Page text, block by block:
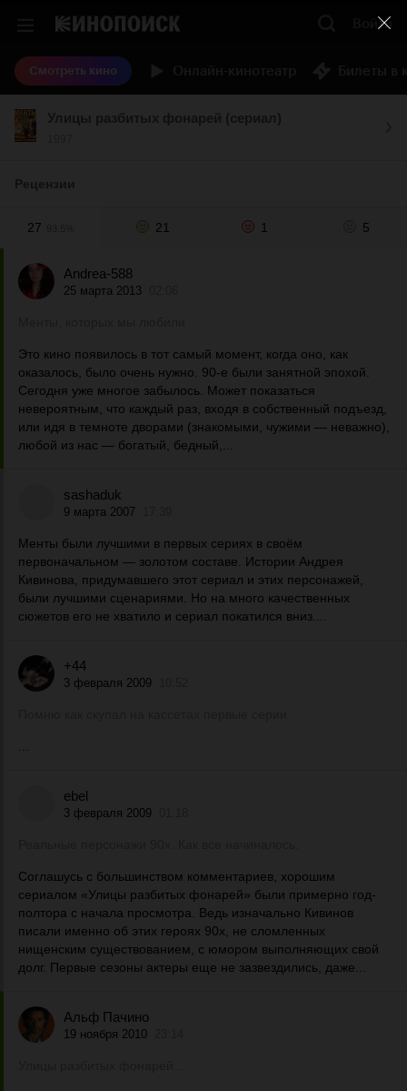
Войти
Смотреть кино
27 21 1 5
Andrea-588
25 марта 2013
Это кино появилось в тот самый момент, когда оно, как
оказалось, было очень нужно. 90-е были занятной эпохой.
Сегодня уже многое забылось. Может показаться
невероятным, что каждый раз, входя в собственный подъезд,
или идя в темноте дворами (знакомыми, чужими — неважно),
любой из нас — богатый, бедный,...
sashaduk
9 марта 2007
Менты были лучшими в первых сериях в своём
первоначальном — золотом составе. Истории Андрея
Кивинова, придумавшего этот сериал и этих персонажей,
были лучшими сценариями. Но на много качественных
сюжетов его не хватило и сериал покатился вниз....
+44
3 февраля 2009
ebel
3 февраля 2009
Соглашусь с большинством комментариев, хорошим
сериалом «Улицы разбитых фонарей» были примерно год-
полтора с начала просмотра. Ведь изначально Кивинов
писали именно об этих героях 90х, не сломленных
нищенским существованием, с юмором выполняющих свой
долг. Первые сезоны актеры еще не зазвездились, даже...
Альф Пачино
19 ноября 2010